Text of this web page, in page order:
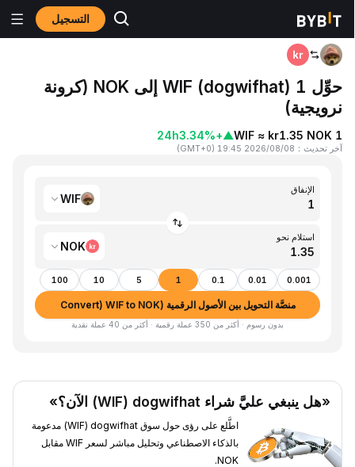
التسجيل المنزٍل WIF to NOK
حوِّل 1 WIF (dogwifhat) إلى NOK (كرونة
نرويجية)
1 WIF ≈ kr1.35 NOK
▲
+3.34%
24h
آخر تحديث：
2026/08/08 19:45
(
GMT+0
)
الإنفاق
WIF
استلام نحو
NOK
0.001
0.01
0.1
1
5
10
100
منصَّة التحويل بين الأصول الرقمية (Convert) WIF to NOK
بدون رسوم · أكثر من 350 عملة رقمية · أكثر من 40 عملة نقدية
«هل ينبغي عليَّ شراء dogwifhat ‏(WIF) الآن؟»
اطَّلع على رؤى حول سوق dogwifhat ‏(WIF) مدعومة
بالذكاء الاصطناعي وتحليل مباشر لسعر WIF مقابل
NOK.